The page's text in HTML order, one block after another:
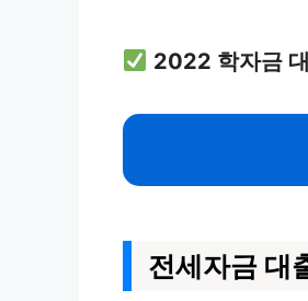
2022 학자금
전세자금 대